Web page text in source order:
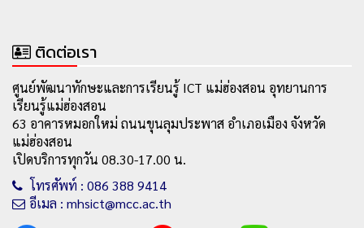
ติดต่อเรา
ศูนย์พัฒนาทักษะและการเรียนรู้ ICT แม่ฮ่องสอน อุทยานการ
เรียนรู้แม่ฮ่องสอน
63 อาคารหมอกใหม่ ถนนขุนลุมประพาส อำเภอเมือง จังหวัด
แม่ฮ่องสอน
เปิดบริการทุกวัน 08.30-17.00 น.
โทรศัพท์ : 086 388 9414
อีเมล : mhsict@mcc.ac.th